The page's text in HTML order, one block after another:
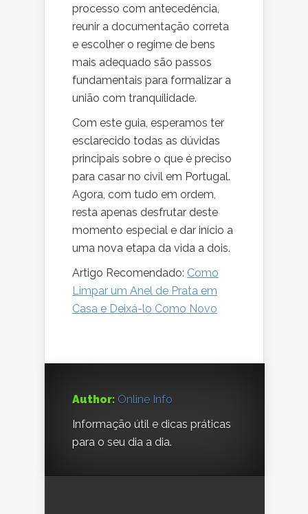
processo com antecedência,
reunir a documentação correta
e escolher o regime de bens
mais adequado são passos
fundamentais para formalizar a
união com tranquilidade.
Com este guia, esperamos ter
esclarecido todas as dúvidas
principais sobre o que é preciso
para casar no civil em Portugal.
Agora, com tudo em ordem,
resta apenas desfrutar deste
momento especial e dar início a
uma nova etapa da vida a dois.
Artigo Recomendado: Como
Limpar um Anel de Prata em
Casa e Deixá-lo Como Novo
Author: Online Info
Informação útil e dicas práticas
para o seu dia a dia.